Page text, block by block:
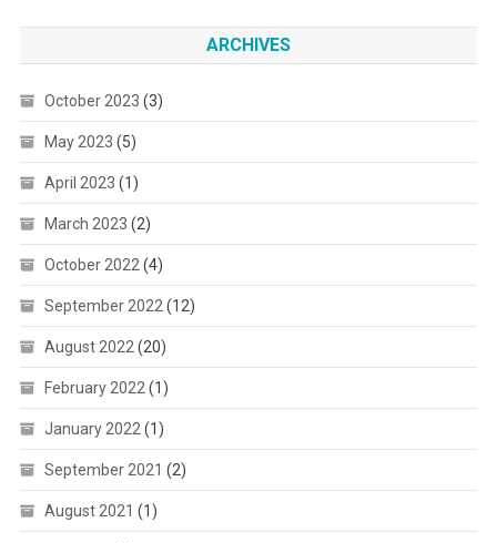
ARCHIVES
October 2023 (3)
May 2023 (5)
April 2023 (1)
March 2023 (2)
October 2022 (4)
September 2022 (12)
August 2022 (20)
February 2022 (1)
January 2022 (1)
September 2021 (2)
August 2021 (1)